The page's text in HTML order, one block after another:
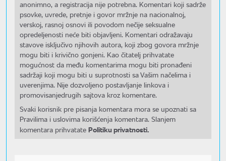
anonimno, a registracija nije potrebna. Komentari koji sadrže
psovke, uvrede, pretnje i govor mržnje na nacionalnoj,
verskoj, rasnoj osnovi ili povodom nečije seksualne
opredeljenosti neće biti objavljeni. Komentari odražavaju
stavove isključivo njihovih autora, koji zbog govora mržnje
mogu biti i krivično gonjeni. Kao čitatelj prihvatate
mogućnost da među komentarima mogu biti pronađeni
sadržaji koji mogu biti u suprotnosti sa Vašim načelima i
uverenjima. Nije dozvoljeno postavljanje linkova i
promovisanjedrugih sajtova kroz komentare.
Svaki korisnik pre pisanja komentara mora se upoznati sa
Pravilima i uslovima korišćenja komentara. Slanjem
komentara prihvatate Politiku privatnosti.